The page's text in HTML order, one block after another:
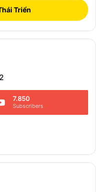
Triển
7.850
Subscribers